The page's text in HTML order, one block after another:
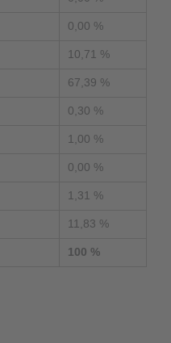
0,00 %
10,71 %
67,39 %
0,30 %
1,00 %
0,00 %
1,31 %
11,83 %
100 %